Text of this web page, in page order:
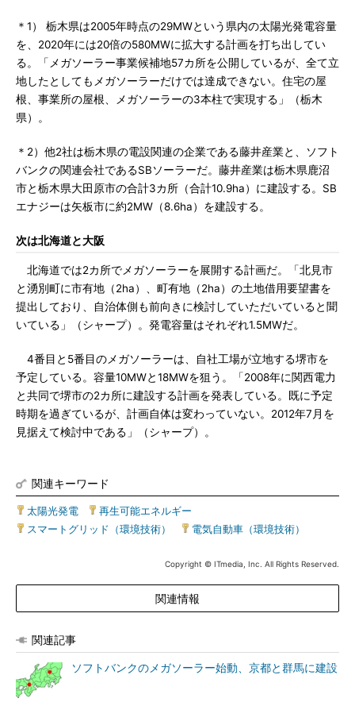
＊1） 栃木県は2005年時点の29MWという県内の太陽光発電容量
を、2020年には20倍の580MWに拡大する計画を打ち出してい
る。「メガソーラー事業候補地57カ所を公開しているが、全て立
地したとしてもメガソーラーだけでは達成できない。住宅の屋
根、事業所の屋根、メガソーラーの3本柱で実現する」（栃木
県）。
＊2）他2社は栃木県の電設関連の企業である藤井産業と、ソフト
バンクの関連会社であるSBソーラーだ。藤井産業は栃木県鹿沼
市と栃木県大田原市の合計3カ所（合計10.9ha）に建設する。SB
エナジーは矢板市に約2MW（8.6ha）を建設する。
次は北海道と大阪
北海道では2カ所でメガソーラーを展開する計画だ。「北見市
と湧別町に市有地（2ha）、町有地（2ha）の土地借用要望書を
提出しており、自治体側も前向きに検討していただいていると聞
いている」（シャープ）。発電容量はそれぞれ1.5MWだ。
4番目と5番目のメガソーラーは、自社工場が立地する堺市を
予定している。容量10MWと18MWを狙う。「2008年に関西電力
と共同で堺市の2カ所に建設する計画を発表している。既に予定
時期を過ぎているが、計画自体は変わっていない。2012年7月を
見据えて検討中である」（シャープ）。
関連キーワード
太陽光発電 再生可能エネルギー
スマートグリッド（環境技術）
電気自動車（環境技術）
Copyright © ITmedia, Inc. All Rights Reserved.
関連情報
関連記事
ソフトバンクのメガソーラー始動、京都と群馬に建設